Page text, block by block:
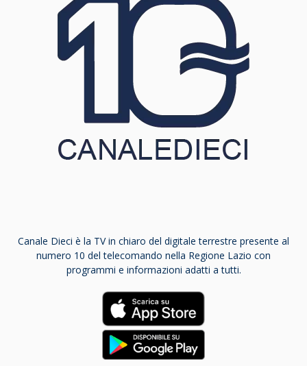
Canale Dieci è la TV in chiaro del digitale terrestre presente al
numero 10 del telecomando nella Regione Lazio con
programmi e informazioni adatti a tutti.